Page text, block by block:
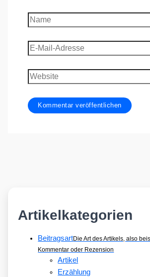
Name
E-
Mail-
Adresse
Website
Artikelkategorien
BeitragsartDie Art des Artikels, also
Kommentar oder Rezension
Artikel
Erzählung